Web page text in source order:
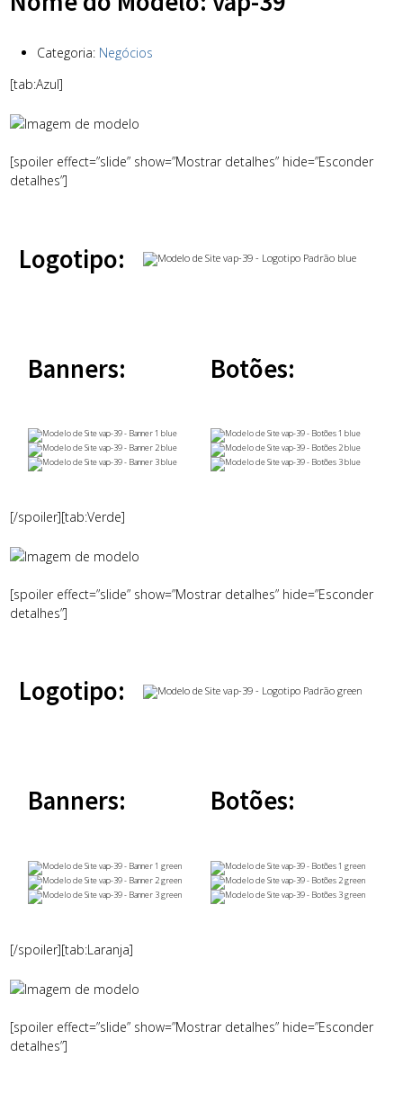
Categoria: Negócios
[tab:Azul]
[spoiler effect=”slide” show=”Mostrar detalhes” hide=”Esconder
detalhes”]
Logotipo:
Banners: Botões:
[/spoiler][tab:Verde]
[spoiler effect=”slide” show=”Mostrar detalhes” hide=”Esconder
detalhes”]
Logotipo:
Banners: Botões:
[/spoiler][tab:Laranja]
[spoiler effect=”slide” show=”Mostrar detalhes” hide=”Esconder
detalhes”]